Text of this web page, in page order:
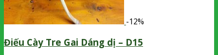
-12%
Điếu Cày Tre Gai Dáng dị – D15